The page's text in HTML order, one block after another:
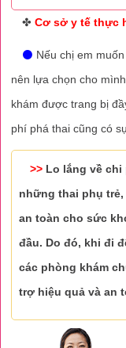
✤Cơ sở y tế thực
⚫ Nếu chị em
nên lựa chọn cho
khám được trang bị
phí phá thai cũng có
>> Lo lắng về chi
những thai phụ
an toàn cho sức
đầu. Do đó, khi đi
các phòng khám
trợ hiệu quả và an